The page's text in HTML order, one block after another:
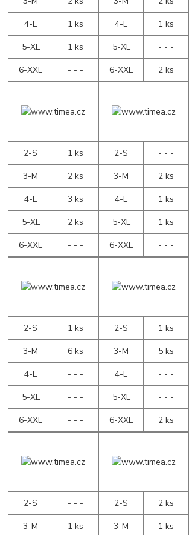
4-L
1 ks
5-XL
1 ks
6-XXL
- - -
4-L
1 ks
5-XL
- - -
6-XXL
2 ks
2-S
1 ks
3-M
2 ks
4-L
3 ks
5-XL
2 ks
6-XXL
- - -
2-S
- - -
3-M
2 ks
4-L
1 ks
5-XL
1 ks
6-XXL
- - -
2-S
1 ks
3-M
6 ks
4-L
- - -
5-XL
- - -
6-XXL
- - -
2-S
1 ks
3-M
5 ks
4-L
- - -
5-XL
- - -
6-XXL
2 ks
2-S
- - -
3-M
1 ks
2-S
2 ks
3-M
1 ks